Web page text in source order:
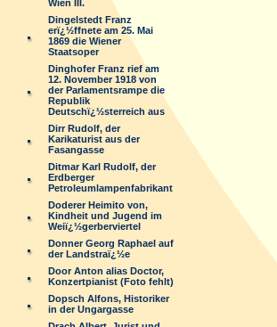
Wien III.
Dingelstedt Franz
erï¿½ffnete am 25. Mai
1869 die Wiener
Staatsoper
Dinghofer Franz rief am
12. November 1918 von
der Parlamentsrampe die
Republik
Deutschï¿½sterreich aus
Dirr Rudolf, der
Karikaturist aus der
Fasangasse
Ditmar Karl Rudolf, der
Erdberger
Petroleumlampenfabrikant
Doderer Heimito von,
Kindheit und Jugend im
Weiï¿½gerberviertel
Donner Georg Raphael auf
der Landstraï¿½e
Door Anton alias Doctor,
Konzertpianist (Foto fehlt)
Dopsch Alfons, Historiker
in der Ungargasse